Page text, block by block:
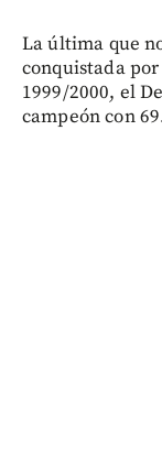
La última que
conquistada
1999/2000, el
campeón con